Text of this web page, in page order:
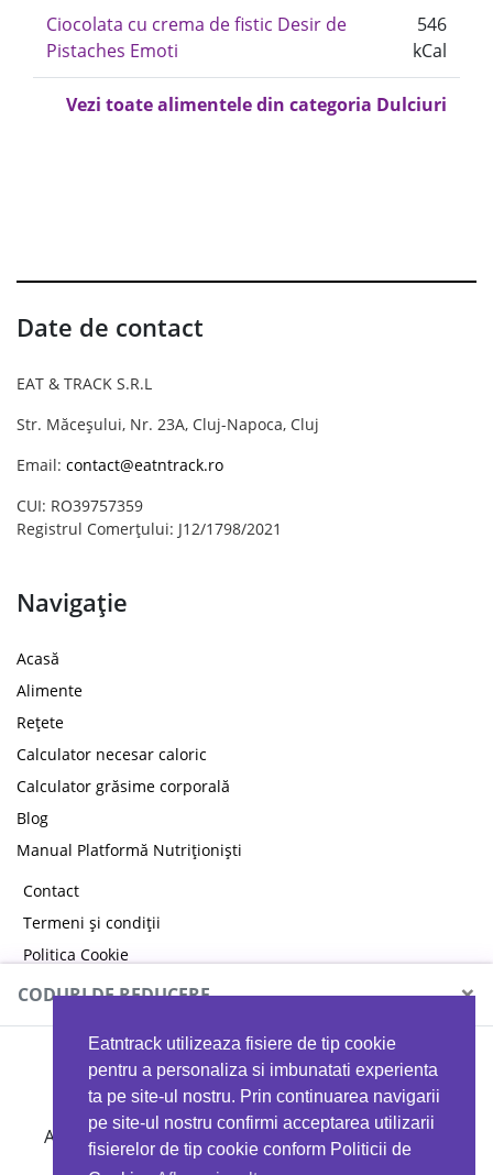
Eatntrack utilizeaza fisiere de tip cookie
pentru a personaliza si imbunatati experienta
ta pe site-ul nostru. Prin continuarea navigarii
pe site-ul nostru confirmi acceptarea utilizarii
fisierelor de tip cookie conform Politicii de
Ciocolata cu crema de fistic Desir de
Pistaches Emoti
546
kCal
Vezi toate alimentele din categoria Dulciuri
Date de contact
EAT & TRACK S.R.L
Str. Măceșului, Nr. 23A, Cluj-Napoca, Cluj
Email: contact@eatntrack.ro
CUI: RO39757359
Registrul Comerțului: J12/1798/2021
Navigație
Acasă
Alimente
Rețete
Calculator necesar caloric
Calculator grăsime corporală
Blog
Manual Platformă Nutriționiști
Contact
Termeni și condiții
Politica Cookie
Politica de confidențialitate
CODURI DE REDUCERE ×
MYPROTEIN
Ai 40%reducere la orice comandă folosind codul
EATTRACK